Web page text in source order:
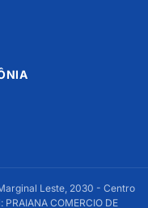
Leste, 2030 - Centro
COMERCIO DE